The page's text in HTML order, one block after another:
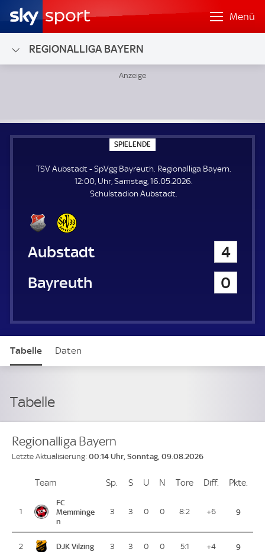
Menü
REGIONALLIGA BAYERN
SPIELENDE
P
E
L
E
N
TSV Aubstadt - SpVgg Bayreuth. Regionalliga Bayern.
12:00, Uhr, Samstag, 16.05.2026.
Schulstadion Aubstadt.
TSV Aubstadt
4
SpVgg Bayreuth
0
Tabelle Daten
Tabelle
Regionalliga Bayern
Letzte Aktualisierung: 00:14 Uhr, Sonntag, 09.08.2026
PlatzTeam Sp. Spiele
SSiege
U Unentschieden
N Niederlagen
Tore ToreDiff. Differenz
Pkte.
1
FC
Memminge
n
3 3 0 0 8:2 +6 9
2 DJK Vilzing 3 3 0 0 5:1 +4 9